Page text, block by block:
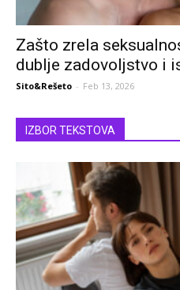
Zašto zrela
dublje zadovoljstvo i
Sito&Rešeto - Feb 13, 2026
IZBOR TEKSTOVA